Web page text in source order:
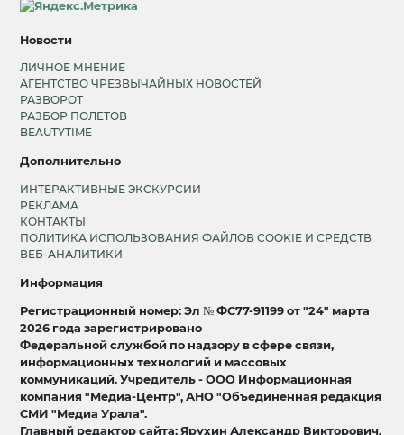
Новости
ЛИЧНОЕ МНЕНИЕ
АГЕНТСТВО ЧРЕЗВЫЧАЙНЫХ НОВОСТЕЙ
РАЗВОРОТ
РАЗБОР ПОЛЕТОВ
BEAUTYTIME
Дополнительно
ИНТЕРАКТИВНЫЕ ЭКСКУРСИИ
РЕКЛАМА
КОНТАКТЫ
ПОЛИТИКА ИСПОЛЬЗОВАНИЯ ФАЙЛОВ COOKIE И СРЕДСТВ
ВЕБ-АНАЛИТИКИ
Информация
Регистрационный номер: Эл № ФС77-91199 от "24" марта
2026 года зарегистрировано
Федеральной службой по надзору в сфере связи,
информационных технологий и массовых
коммуникаций. Учредитель - ООО Информационная
компания "Медиа-Центр", АНО "Объединенная редакция
СМИ "Медиа Урала".
Главный редактор сайта: Ярухин Александр Викторович.